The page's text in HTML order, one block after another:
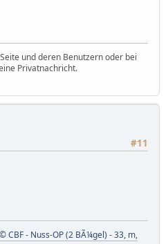
und deren Benutzern oder bei
Privatnachricht.
#11
- Nuss-OP (2 BÃ¼gel) - 33, m,